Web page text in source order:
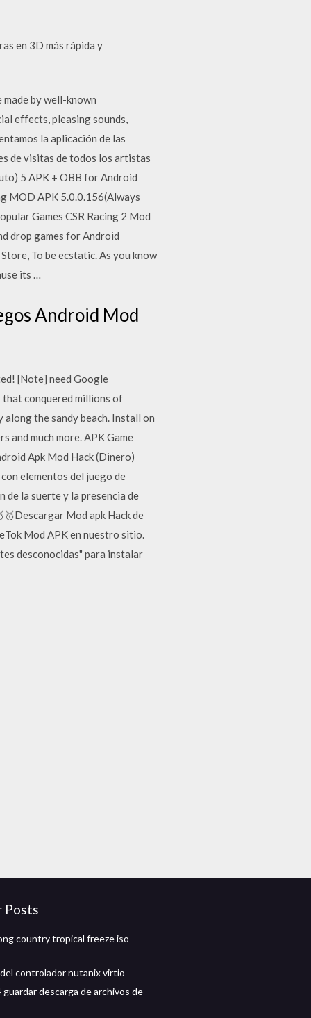
en 3D más rápida y
by well-known
effects, pleasing sounds,
la aplicación de las
de visitas de todos los artistas
5 APK + OBB for Android
MOD APK 5.0.0.156(Always
Games CSR Racing 2 Mod
drop games for Android
To be ecstatic. As you know
its …
Android Mod
[Note] need Google
conquered millions of
the sandy beach. Install on
much more. APK Game
Apk Mod Hack (Dinero)
elementos del juego de
de la suerte y la presencia de
Mod apk Hack de
Mod APK en nuestro sitio.
desconocidas" para instalar
Posts
country tropical freeze iso
controlador nutanix virtio
guardar descarga de archivos de